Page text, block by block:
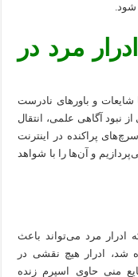
شود.
مرد در
و باورهای نادرست
نبود آگاهی علمی، انتقال
پراکنده در اینترنت
و آن‌ها را با شواهد
ادرار مرد می‌تواند باعث
شد، ادرار هیچ نقشی در
منی حاوی اسپرم زنده